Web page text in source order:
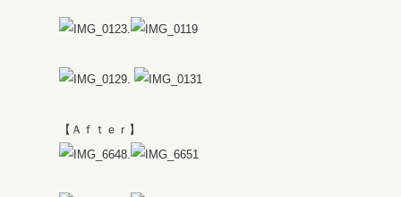
.
.
【Ａｆｔｅｒ】
.